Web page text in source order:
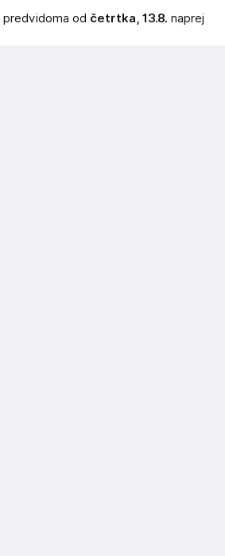
predvidoma od četrtka, 13.8. naprej